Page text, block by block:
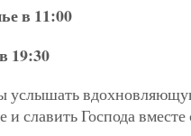
в 11:00
19:30
услышать
и славить Господа